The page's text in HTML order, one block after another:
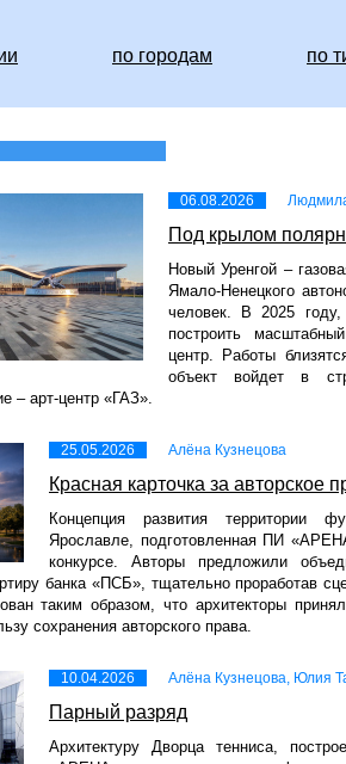
по городам по
06.08.2026
Под крылом
Новый Уренгой –
Ямало-Ненецкого
человек. В 2025
построить
центр. Работы
объект войдет в
– арт-центр «ГАЗ».
25.05.2026 Алёна Кузнецова
Красная карточка за авторское
Концепция развития территории
Ярославле, подготовленная ПИ
конкурсе. Авторы предложили
банка «ПСБ», тщательно проработав
таким образом, что архитекторы
сохранения авторского права.
10.04.2026 Алёна Кузнецова, Юлия
Парный разряд
Архитектуру Дворца тенниса,